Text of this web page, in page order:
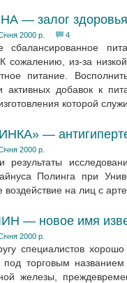
— залог здоровья
2000 р. 4
сбалансированное
сожалению, из-за
питание.
активных добавок к
которой
—
2000 р.
результаты
Полинга при
воздействие на лиц с
— новое имя
2000 р.
специалистов
под торговым
железы,